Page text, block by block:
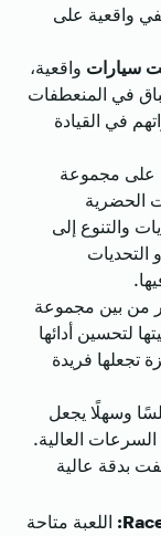
واقعية على
سيارات واقعية،
في المنعطفات
في القيادة
على مجموعة
الحضرية
والتنوع إلى
التحديات
من بين مجموعة
لتحسين أدائها
تجعلها فريدة
وسهلًا يجعل
العالية.
بدقة عالية
اللعبة متاحة